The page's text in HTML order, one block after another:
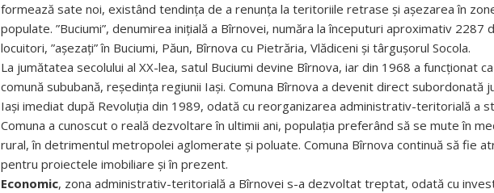
formează sate noi, existând tendința de a renunța la teritoriile retrase și așezarea în
populate. ”Buciumi”, denumirea inițială a Bîrnovei, număra la începuturi aproximativ 2287
locuitori, ”așezați” în Buciumi, Păun, Bîrnova cu Pietrăria, Vlădiceni și târgușorul Socola.
La jumătatea secolului al XX-lea, satul Buciumi devine Bîrnova, iar din 1968 a funcționat
comună sububană, reședința regiunii Iași. Comuna Bîrnova a devenit direct subordonată
Iași imediat după Revoluția din 1989, odată cu reorganizarea administrativ-teritorială a
Comuna a cunoscut o reală dezvoltare în ultimii ani, populația preferând să se mute în
rural, în detrimentul metropolei aglomerate și poluate. Comuna Bîrnova continuă să fie
pentru proiectele imobiliare și în prezent.
Economic, zona administrativ-teritorială a Bîrnovei s-a dezvoltat treptat, odată cu